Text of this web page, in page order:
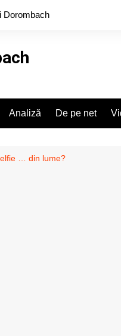
Dorombach
Analiză De pe net
… din lume?